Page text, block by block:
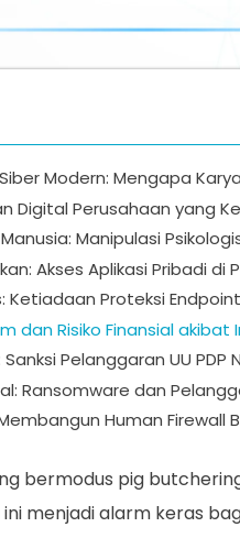
Modern: Mengapa
Digital Perusahaan yang
Manipulasi
Akses Aplikasi Pribadi
Ketiadaan Proteksi
dan Risiko Finansial
Sanksi Pelanggaran UU PDP
Ransomware dan
Human Firewall
bermodus pig
menjadi alarm keras